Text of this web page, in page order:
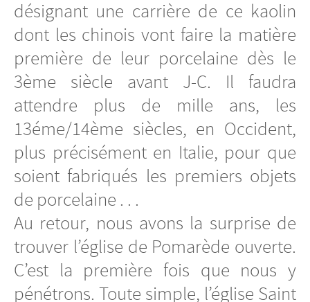
désignant une carrière de ce kaolin
dont les chinois vont faire la matière
première de leur porcelaine dès le
3ème siècle avant J-C. Il faudra
attendre plus de mille ans, les
13éme/14ème siècles, en Occident,
plus précisément en Italie, pour que
soient fabriqués les premiers objets
de porcelaine . . .
Au retour, nous avons la surprise de
trouver l’église de Pomarède ouverte.
C’est la première fois que nous y
pénétrons. Toute simple, l’église Saint